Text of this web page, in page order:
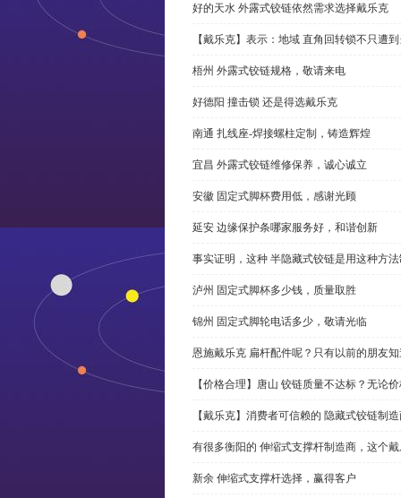
好的天水 外露式铰链依然需求选择戴乐克
【戴乐克】表示：地域 直角回转锁不只遭
梧州 外露式铰链规格，敬请来电
好德阳 撞击锁 还是得选戴乐克
南通 扎线座-焊接螺柱定制，铸造辉煌
宜昌 外露式铰链维修保养，诚心诚立
安徽 固定式脚杯费用低，感谢光顾
延安 边缘保护条哪家服务好，和谐创新
事实证明，这种 半隐藏式铰链是用这种方
泸州 固定式脚杯多少钱，质量取胜
锦州 固定式脚轮电话多少，敬请光临
恩施戴乐克 扁杆配件呢？只有以前的朋友
【价格合理】唐山 铰链质量不达标？无论
【戴乐克】消费者可信赖的 隐藏式铰链制
有很多衡阳的 伸缩式支撑杆制造商，这个
新余 伸缩式支撑杆选择，赢得客户